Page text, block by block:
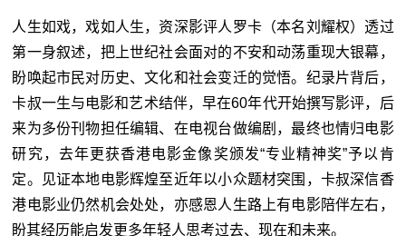
人生如戏，戏如人生，资深影评人罗卡（本名刘耀权）透过
第一身叙述，把上世纪社会面对的不安和动荡重现大银幕，
盼唤起市民对历史、文化和社会变迁的觉悟。纪录片背后，
卡叔一生与电影和艺术结伴，早在60年代开始撰写影评，后
来为多份刊物担任编辑、在电视台做编剧，最终也情归电影
研究，去年更获香港电影金像奖颁发“专业精神奖”予以肯
定。见证本地电影辉煌至近年以小众题材突围，卡叔深信香
港电影业仍然机会处处，亦感恩人生路上有电影陪伴左右，
盼其经历能启发更多年轻人思考过去、现在和未来。